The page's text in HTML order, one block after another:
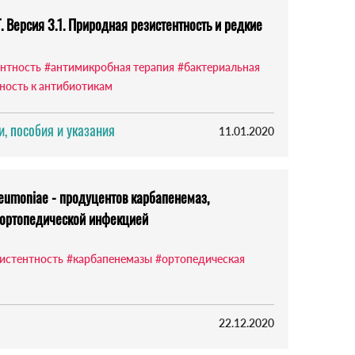
Версия 3.1. Природная резистентность и редкие
#антимикробная терапия #бактериальная
к антибиотикам
пособия и указания 11.01.2020
- продуцентов карбапенемаз,
инфекцией
#карбапенемазы #ортопедическая
22.12.2020